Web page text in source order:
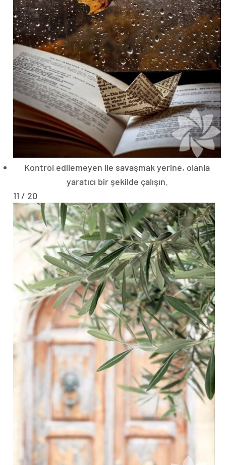
Kontrol edilemeyen ile savaşmak yerine, olanla
yaratıcı bir şekilde çalışın.
11 / 20